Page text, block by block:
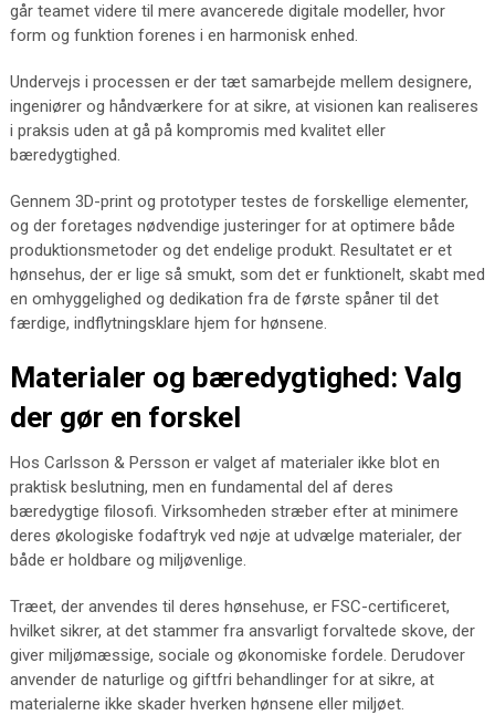
går teamet videre til mere avancerede digitale modeller, hvor
form og funktion forenes i en harmonisk enhed.
Undervejs i processen er der tæt samarbejde mellem designere,
ingeniører og håndværkere for at sikre, at visionen kan realiseres
i praksis uden at gå på kompromis med kvalitet eller
bæredygtighed.
Gennem 3D-print og prototyper testes de forskellige elementer,
og der foretages nødvendige justeringer for at optimere både
produktionsmetoder og det endelige produkt. Resultatet er et
hønsehus, der er lige så smukt, som det er funktionelt, skabt med
en omhyggelighed og dedikation fra de første spåner til det
færdige, indflytningsklare hjem for hønsene.
Materialer og bæredygtighed: Valg
der gør en forskel
Hos Carlsson & Persson er valget af materialer ikke blot en
praktisk beslutning, men en fundamental del af deres
bæredygtige filosofi. Virksomheden stræber efter at minimere
deres økologiske fodaftryk ved nøje at udvælge materialer, der
både er holdbare og miljøvenlige.
Træet, der anvendes til deres hønsehuse, er FSC-certificeret,
hvilket sikrer, at det stammer fra ansvarligt forvaltede skove, der
giver miljømæssige, sociale og økonomiske fordele. Derudover
anvender de naturlige og giftfri behandlinger for at sikre, at
materialerne ikke skader hverken hønsene eller miljøet.